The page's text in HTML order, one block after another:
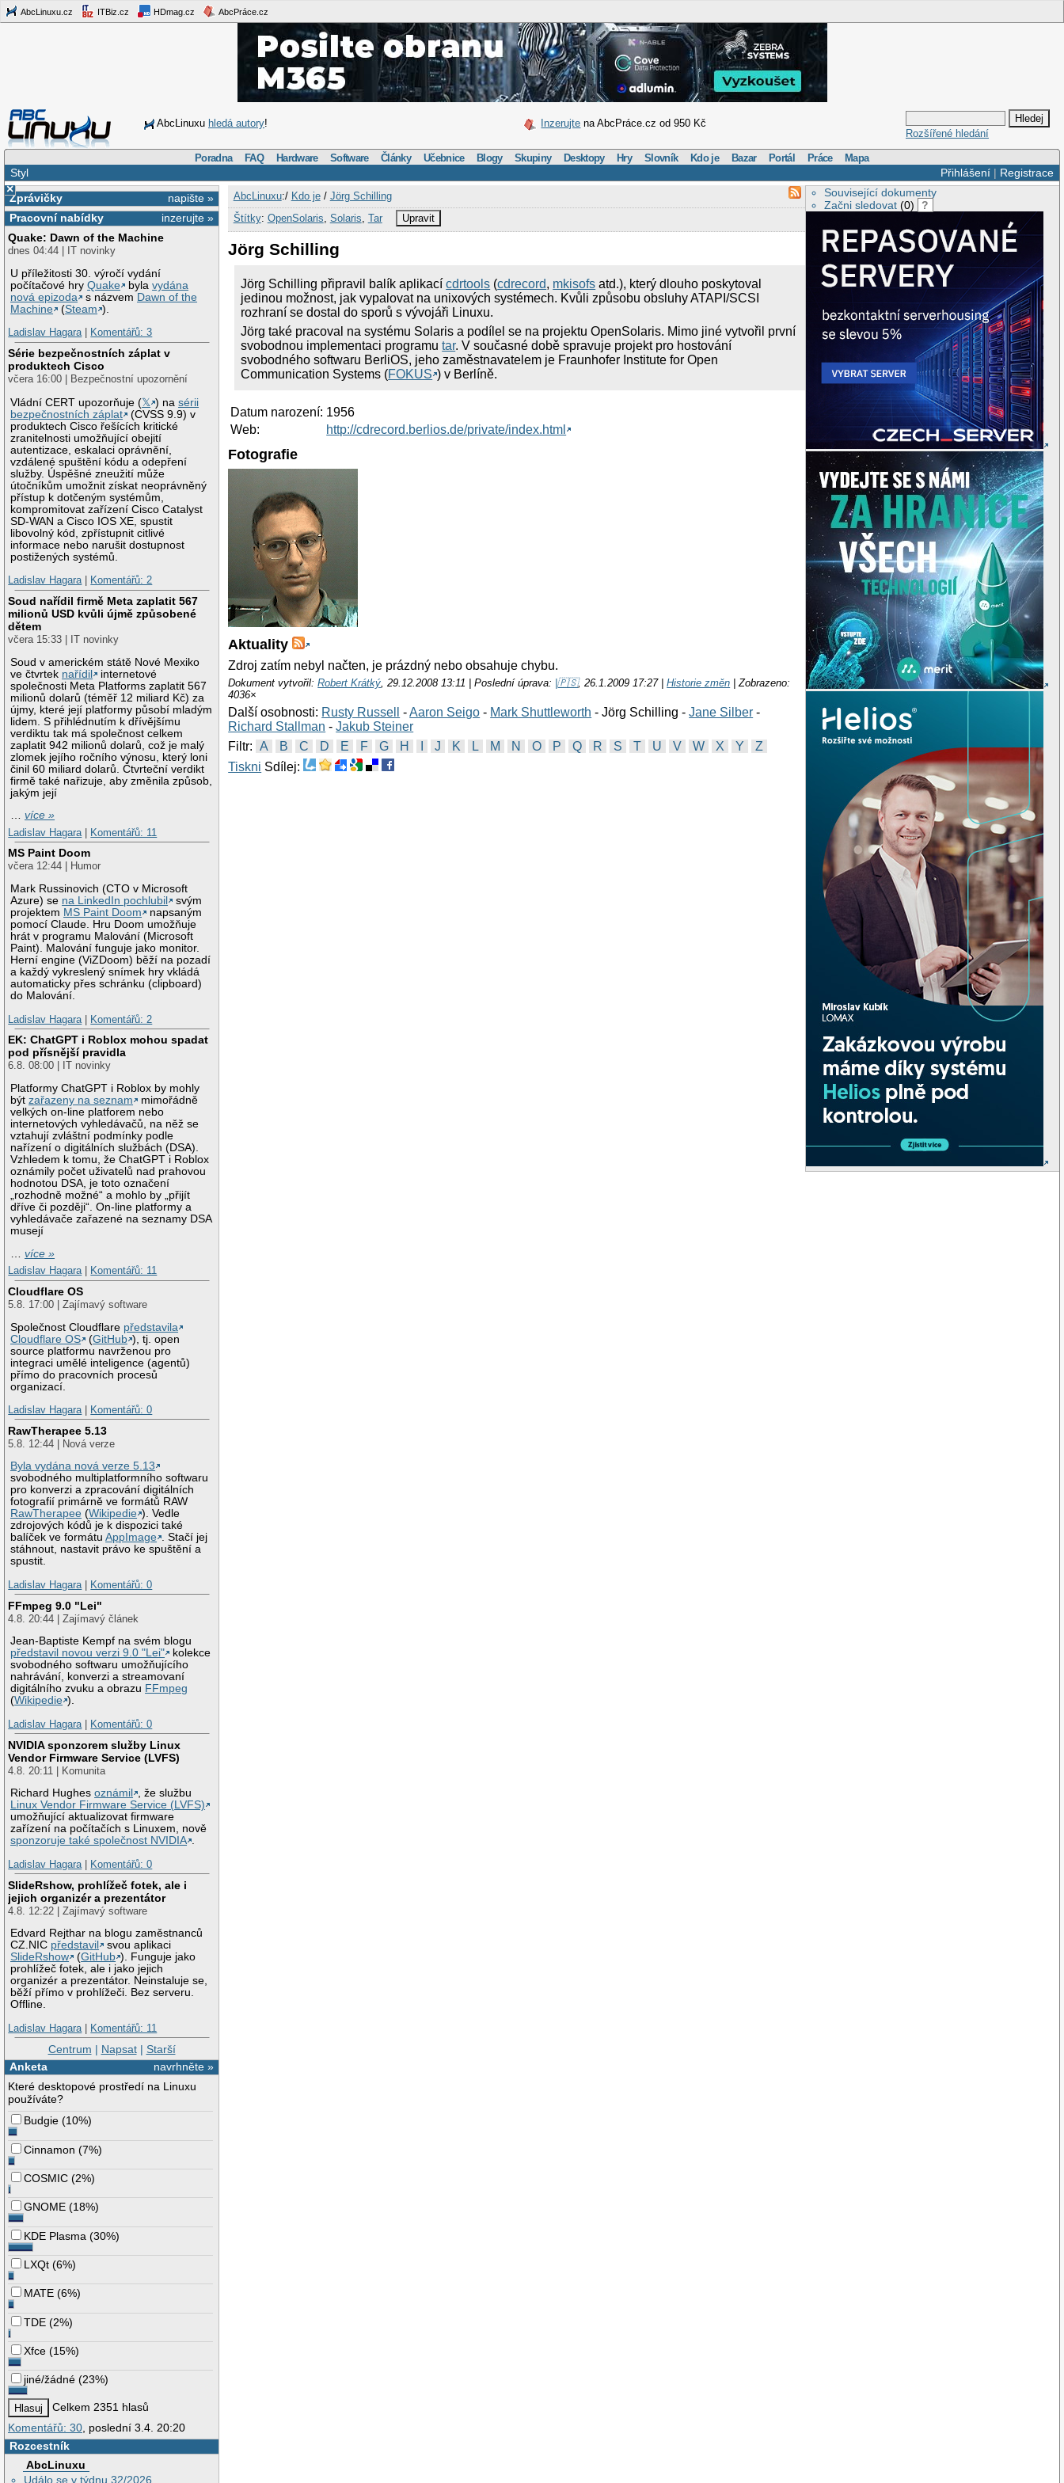
AbcLinuxu.cz ITBiz.cz HDmag.cz AbcPráce.cz
AbcLinuxu hledá autory! Inzerujte na AbcPráce.cz od 950 Kč
Rozšířené hledání
Poradna FAQ Hardware Software Články Učebnice Blogy Skupiny Desktopy Hry Slovník Kdo je Bazar Portál Práce Mapa
Přihlášení| Registrace
Styl
×
napište »
Zprávičky
inzerujte »
Pracovní nabídky
Quake: Dawn of the Machine
dnes 04:44 | IT novinky
U příležitosti 30. výročí vydání
počítačové hryQuake bylavydána
nová epizoda
s názvem Dawn of the
Machine
(Steam ).
Ladislav Hagara| Komentářů: 3
Série bezpečnostních záplat v
produktech Cisco
včera 16:00 | Bezpečnostní upozornění
Vládní CERT upozorňuje (𝕏 ) nasérii
bezpečnostních záplat
(CVSS 9.9) v
produktech Cisco řešících kritické
zranitelnosti umožňující obejití
autentizace, eskalaci oprávnění,
vzdálené spuštění kódu a odepření
služby. Úspěšné zneužití může
útočníkům umožnit získat neoprávněný
přístup k dotčeným systémům,
kompromitovat zařízení Cisco Catalyst
SD-WAN a Cisco IOS XE, spustit
libovolný kód, zpřístupnit citlivé
informace nebo narušit dostupnost
postižených systémů.
Ladislav Hagara| Komentářů: 2
Soud nařídil firmě Meta zaplatit 567
milionů USD kvůli újmě způsobené
dětem
včera 15:33 | IT novinky
Soud v americkém státě Nové Mexiko
ve čtvrtek nařídil
internetové
společnosti Meta Platforms zaplatit 567
milionů dolarů (téměř 12 miliard Kč) za
újmy, které její platformy působí mladým
lidem. S přihlédnutím k dřívějšímu
verdiktu tak má společnost celkem
zaplatit 942 milionů dolarů, což je malý
zlomek jejího ročního výnosu, který loni
činil 60 miliard dolarů. Čtvrteční verdikt
firmě také nařizuje, aby změnila způsob,
jakým její
…více »
Ladislav Hagara
Komentářů: 11
MS Paint Doom
včera 12:44 | Humor
Mark Russinovich (CTO v Microsoft
Azure) se na LinkedIn pochlubil
svým
projektem MS Paint Doom
napsaným
pomocí Claude. Hru Doom umožňuje
hrát v programu Malování (Microsoft
Paint). Malování funguje jako monitor.
Herní engine (ViZDoom) běží na pozadí
a každý vykreslený snímek hry vkládá
automaticky přes schránku (clipboard)
do Malování.
Ladislav Hagara
Komentářů: 2
EK: ChatGPT i Roblox mohou spadat
pod přísnější pravidla
6.8. 08:00 | IT novinky
Platformy ChatGPT i Roblox by mohly
býtzařazeny na seznam
mimořádně
velkých on-line platforem nebo
internetových vyhledávačů, na něž se
vztahují zvláštní podmínky podle
nařízení o digitálních službách (DSA).
Vzhledem k tomu, že ChatGPT i Roblox
oznámily počet uživatelů nad prahovou
hodnotou DSA, je toto označení
„rozhodně možné“ a mohlo by „přijít
dříve či později“. On-line platformy a
vyhledávače zařazené na seznamy DSA
musejí
…více »
Ladislav Hagara| Komentářů: 11
Cloudflare OS
5.8. 17:00 | Zajímavý software
Společnost Cloudflare představila
Cloudflare OS
(GitHub ), tj. open
source platformu navrženou pro
integraci umělé inteligence (agentů)
přímo do pracovních procesů
organizací.
Ladislav Hagara| Komentářů: 0
RawTherapee 5.13
5.8. 12:44 | Nová verze
Byla vydána nová verze 5.13
svobodného multiplatformního softwaru
pro konverzi a zpracování digitálních
fotografií primárně ve formátů RAW
RawTherapee (Wikipedie ). Vedle
zdrojových kódů je k dispozici také
balíček ve formátuAppImage . Stačí jej
stáhnout, nastavit právo ke spuštění a
spustit.
Ladislav Hagara| Komentářů: 0
FFmpeg 9.0 "Lei"
4.8. 20:44 | Zajímavý článek
Jean-Baptiste Kempf na svém blogu
představil novou verzi 9.0 "Lei"
kolekce
svobodného softwaru umožňujícího
nahrávání, konverzi a streamovaní
digitálního zvuku a obrazu FFmpeg
(Wikipedie ).
Ladislav Hagara| Komentářů: 0
NVIDIA sponzorem služby Linux
Vendor Firmware Service (LVFS)
4.8. 20:11 | Komunita
Richard Hughesoznámil
, že službu
Linux Vendor Firmware Service (LVFS)
umožňující aktualizovat firmware
zařízení na počítačích s Linuxem, nově
sponzoruje také společnost NVIDIA .
Ladislav Hagara| Komentářů: 0
SlideRshow, prohlížeč fotek, ale i
jejich organizér a prezentátor
4.8. 12:22 | Zajímavý software
Edvard Rejthar na blogu zaměstnanců
CZ.NIC představil
svou aplikaci
SlideRshow
(GitHub ). Funguje jako
prohlížeč fotek, ale i jako jejich
organizér a prezentátor. Neinstaluje se,
běží přímo v prohlížeči. Bez serveru.
Offline.
Ladislav Hagara| Komentářů: 11
Centrum | Napsat| Starší
navrhněte »
Anketa
Které desktopové prostředí na Linuxu
používáte?
Budgie (10%)
Cinnamon (7%)
COSMIC (2%)
GNOME (18%)
KDE Plasma (30%)
LXQt (6%)
MATE (6%)
TDE (2%)
Xfce (15%)
jiné/žádné (23%)
Celkem 2351 hlasů
Komentářů: 30 , poslední 3.4. 20:20
Rozcestník
AbcLinuxu
Událo se v týdnu 32/2026
Související dokumenty
Začni sledovat (0) ?
AbcLinuxu:/ Kdo je/ Jörg Schilling
Štítky: OpenSolaris Solaris Tar Upravit
Jörg Schilling
Jörg Schilling připravil balík aplikacícdrtools (cdrecord, mkisofs atd.), který dlouho poskytoval
jedinou možnost, jak vypalovat na unixových systémech. Kvůli způsobu obsluhy ATAPI/SCSI
rozhraní se dostal do sporů s vývojáři Linuxu.
Jörg také pracoval na systému Solaris a podílel se na projektu OpenSolaris. Mimo jiné vytvořil první
svobodnou implementaci programutar. V současné době spravuje projekt pro hostování
svobodného softwaru BerliOS, jeho zaměstnavatelem je Fraunhofer Institute for Open
Communication Systems (FOKUS ) v Berlíně.
Datum narození: 1956
Web:
http://cdrecord.berlios.de/private/index.html
Fotografie
Aktuality
Zdroj zatím nebyl načten, je prázdný nebo obsahuje chybu.
Dokument vytvořil:Robert Krátký , 29.12.2008 13:11 | Poslední úprava: |🇵🇸, 26.1.2009 17:27 |Historie změn | Zobrazeno:
4036×
Další osobnosti: Rusty Russell -Aaron Seigo - Mark Shuttleworth - Jörg Schilling -Jane Silber -
Richard Stallman -Jakub Steiner
Filtr: A B C D E F G H J K L M N O P Q R S T U V W X Y
Z
Tiskni Sdílej: